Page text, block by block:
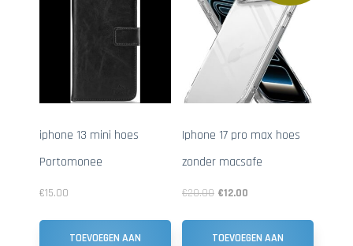
iphone 13 mini hoes
Portomonee
€15.00
TOEVOEGEN AAN
Iphone 17 pro max hoes
zonder macsafe
€20.00 €12.00
TOEVOEGEN AAN